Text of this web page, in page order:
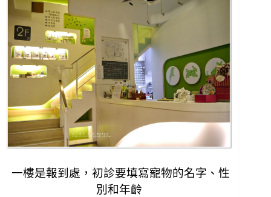
一樓是報到處，初診要填寫寵物的名字、性
別和年齡